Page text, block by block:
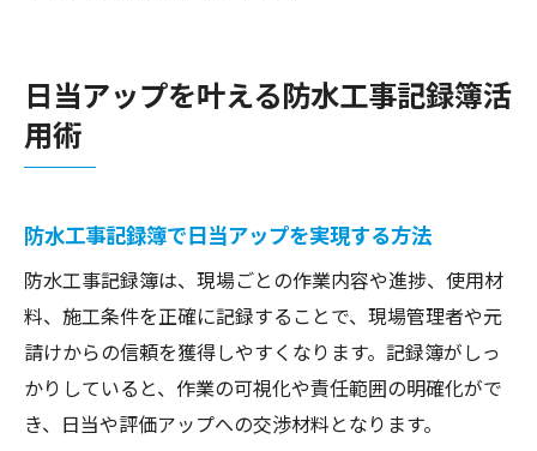
日当アップを叶える防水工事記録簿活
用術
防水工事記録簿で日当アップを実現する方法
防水工事記録簿は、現場ごとの作業内容や進捗、使用材
料、施工条件を正確に記録することで、現場管理者や元
請けからの信頼を獲得しやすくなります。記録簿がしっ
かりしていると、作業の可視化や責任範囲の明確化がで
き、日当や評価アップへの交渉材料となります。